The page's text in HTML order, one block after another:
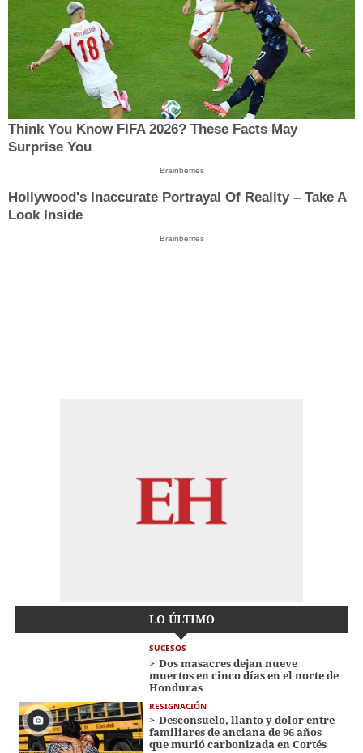
Think You Know FIFA 2026? These Facts May
Surprise You
Brainberries
Hollywood's Inaccurate Portrayal Of Reality – Take A
Look Inside
Brainberries
LO ÚLTIMO
SUCESOS
Dos masacres dejan nueve
muertos en cinco días en el norte de
Honduras
RESIGNACIÓN
​​​​Desconsuelo, llanto y dolor entre
familiares de anciana de 96 años
que murió carbonizada en Cortés